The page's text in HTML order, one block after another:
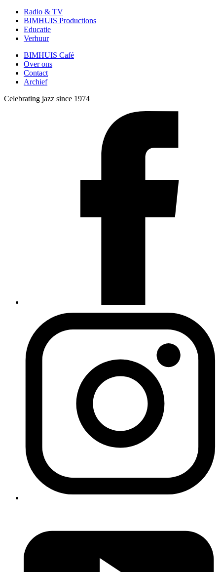
Radio & TV
BIMHUIS Productions
Educatie
Verhuur
BIMHUIS Café
Over ons
Contact
Archief
Celebrating jazz since 1974